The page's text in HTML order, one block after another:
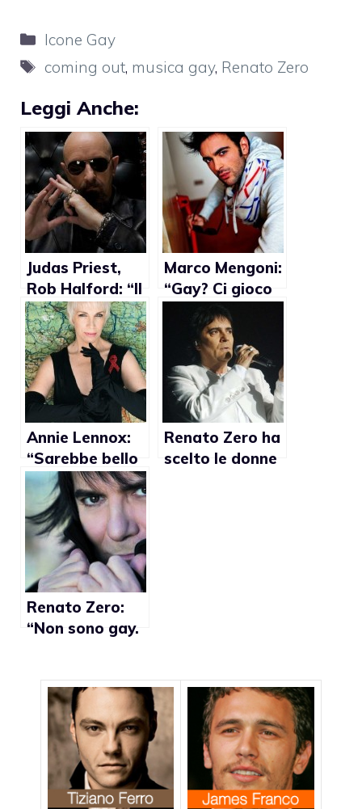
Categorie
Icone Gay
Tag
coming out, musica gay, Renato Zero
Leggi Anche:
Judas Priest,
Rob Halford: “Il
mio coming out
è servito ad
abbattere i
pregiudizi
sull’heavy
Marco Mengoni:
“Gay? Ci gioco
Annie Lennox:
“Sarebbe bello
poter scegliere
di essere gay”
Renato Zero ha
scelto le donne
Renato Zero:
“Non sono gay.